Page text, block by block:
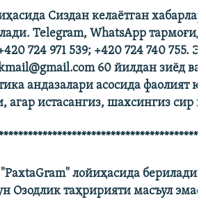
Сиздан келаётган
Telegram, WhatsApp
724 971 539; +420 724 740 755.
60 йилдан зиёд
андазалари асосида фаолият
агар истасангиз, шахсингиз сир
лойиҳасида
Озодлик таҳририяти масъул эмас!